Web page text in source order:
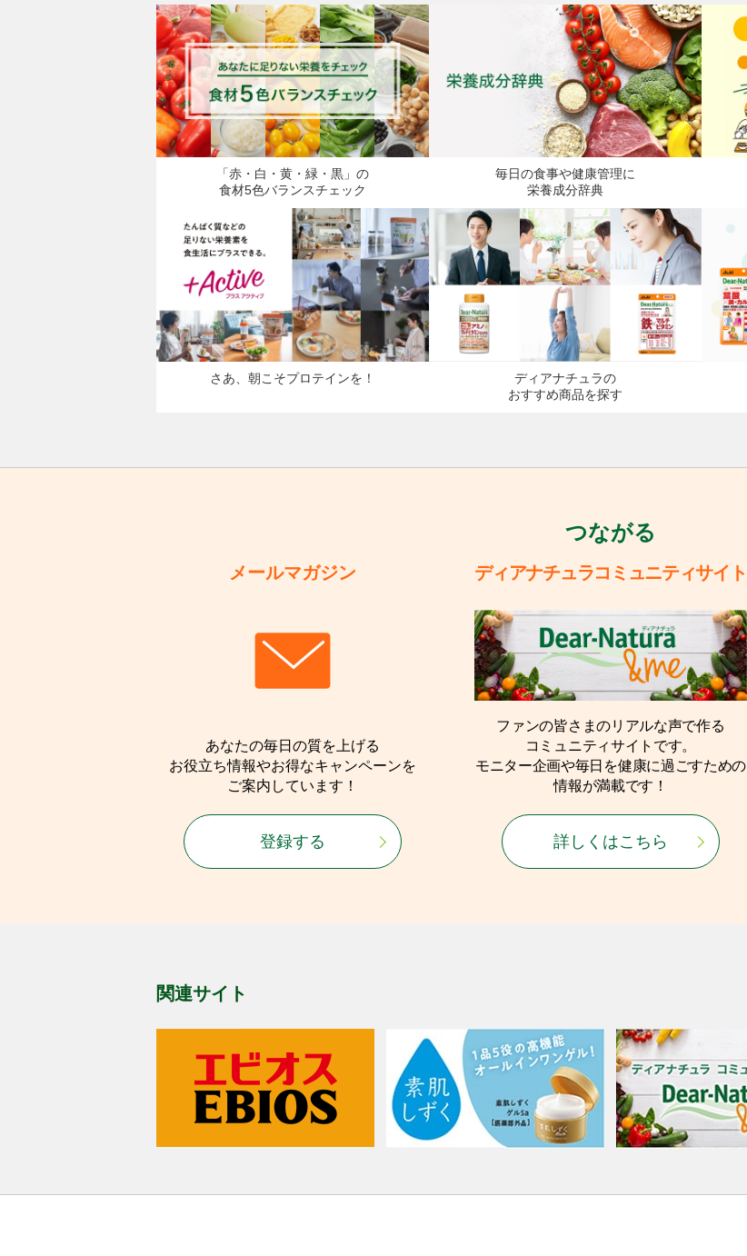
「赤・白・黄・緑・黒」の
食材5色バランスチェック
毎日の食事や健康管理に
栄養成分辞典
さあ、朝こそプロテインを！
ディアナチュラの
おすすめ商品を探す
つながる
メールマガジン
あなたの毎日の質を上げる
お役立ち情報やお得なキャンペーンを
ご案内しています！
登録する
ディアナチュラコミュニティサイト
ファンの皆さまのリアルな声で作る
コミュニティサイトです。
モニター企画や毎日を健康に過ごすための
情報が満載です！
詳しくはこちら
関連サイト